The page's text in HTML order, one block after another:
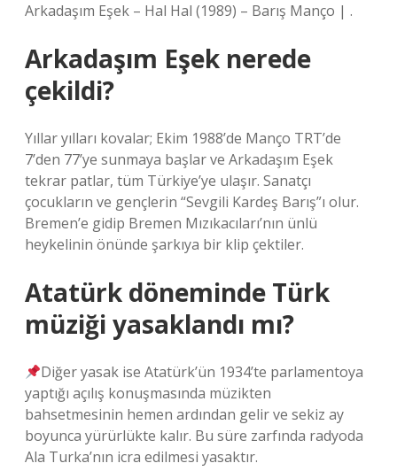
Arkadaşım Eşek – Hal Hal (1989) – Barış Manço | .
Arkadaşım Eşek nerede
çekildi?
Yıllar yılları kovalar; Ekim 1988’de Manço TRT’de
7’den 77’ye sunmaya başlar ve Arkadaşım Eşek
tekrar patlar, tüm Türkiye’ye ulaşır. Sanatçı
çocukların ve gençlerin “Sevgili Kardeş Barış”ı olur.
Bremen’e gidip Bremen Mızıkacıları’nın ünlü
heykelinin önünde şarkıya bir klip çektiler.
Atatürk döneminde Türk
müziği yasaklandı mı?
Diğer yasak ise Atatürk’ün 1934’te parlamentoya
yaptığı açılış konuşmasında müzikten
bahsetmesinin hemen ardından gelir ve sekiz ay
boyunca yürürlükte kalır. Bu süre zarfında radyoda
Ala Turka’nın icra edilmesi yasaktır.